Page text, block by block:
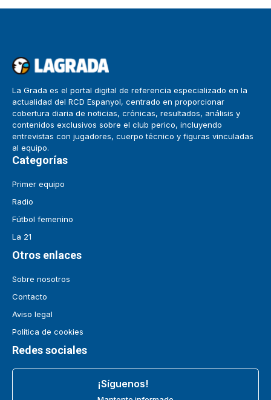
La Grada es el portal digital de referencia especializado en la
actualidad del RCD Espanyol, centrado en proporcionar
cobertura diaria de noticias, crónicas, resultados, análisis y
contenidos exclusivos sobre el club perico, incluyendo
entrevistas con jugadores, cuerpo técnico y figuras vinculadas
al equipo.
Categorías
Primer equipo
Radio
Fútbol femenino
La 21
Otros enlaces
Sobre nosotros
Contacto
Aviso legal
Política de cookies
Redes sociales
¡Síguenos!